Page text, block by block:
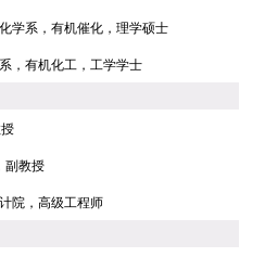
学系，有机催化，理学硕士
，有机化工，工学学士
副教授
院，高级工程师